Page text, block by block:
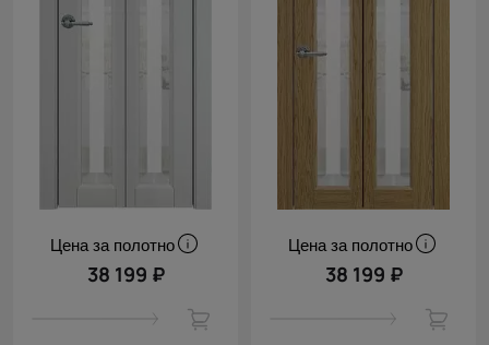
Цена за полотно
38 199 ₽
Цена за полотно
38 199 ₽